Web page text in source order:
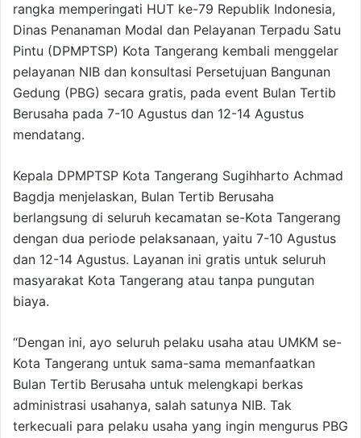
rangka memperingati HUT ke-79 Republik Indonesia,
Dinas Penanaman Modal dan Pelayanan Terpadu Satu
Pintu (DPMPTSP) Kota Tangerang kembali menggelar
pelayanan NIB dan konsultasi Persetujuan Bangunan
Gedung (PBG) secara gratis, pada event Bulan Tertib
Berusaha pada 7-10 Agustus dan 12-14 Agustus
mendatang.
Kepala DPMPTSP Kota Tangerang Sugihharto Achmad
Bagdja menjelaskan, Bulan Tertib Berusaha
berlangsung di seluruh kecamatan se-Kota Tangerang
dengan dua periode pelaksanaan, yaitu 7-10 Agustus
dan 12-14 Agustus. Layanan ini gratis untuk seluruh
masyarakat Kota Tangerang atau tanpa pungutan
biaya.
“Dengan ini, ayo seluruh pelaku usaha atau UMKM se-
Kota Tangerang untuk sama-sama memanfaatkan
Bulan Tertib Berusaha untuk melengkapi berkas
administrasi usahanya, salah satunya NIB. Tak
terkecuali para pelaku usaha yang ingin mengurus PBG